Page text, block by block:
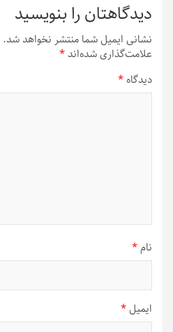
دیدگاهتان را بنویسید
نشانی ایمیل شما منتشر نخواهد شد.
علامت‌گذاری شده‌اند*
دیدگاه*
نام*
ایمیل*